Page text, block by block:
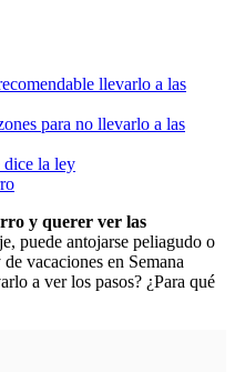
llevarlo a las
para no llevarlo a las
dice la ley
y querer ver las
puede antojarse peliagudo o
vacaciones en Semana
a ver los pasos? ¿Para qué